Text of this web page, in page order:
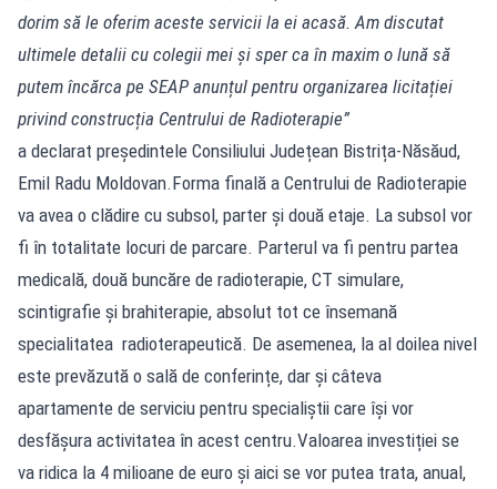
dorim să le oferim aceste servicii la ei acasă. Am discutat
ultimele detalii cu colegii mei și sper ca în maxim o lună să
putem încărca pe SEAP anunțul pentru organizarea licitației
privind construcția Centrului de Radioterapie”
a declarat președintele Consiliului Județean Bistrița-Năsăud,
Emil Radu Moldovan.Forma finală a Centrului de Radioterapie
va avea o clădire cu subsol, parter şi două etaje. La subsol vor
fi în totalitate locuri de parcare. Parterul va fi pentru partea
medicală, două buncăre de radioterapie, CT simulare,
scintigrafie şi brahiterapie, absolut tot ce însemană
specialitatea radioterapeutică. De asemenea, la al doilea nivel
este prevăzută o sală de conferințe, dar și câteva
apartamente de serviciu pentru specialiștii care își vor
desfășura activitatea în acest centru.Valoarea investiției se
va ridica la 4 milioane de euro și aici se vor putea trata, anual,